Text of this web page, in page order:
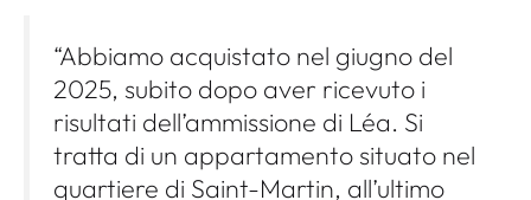
“Abbiamo acquistato nel giugno del
2025, subito dopo aver ricevuto i
risultati dell’ammissione di Léa. Si
tratta di un appartamento situato nel
quartiere di Saint-Martin, all’ultimo